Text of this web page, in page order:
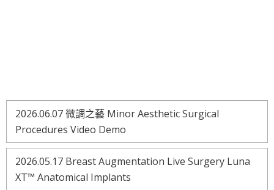
2026.06.07 微調之藝 Minor Aesthetic Surgical
Procedures Video Demo
2026.05.17 Breast Augmentation Live Surgery Luna
XT™ Anatomical Implants